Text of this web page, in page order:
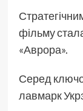
фільму
«Аврора».
Серед
лавмарк